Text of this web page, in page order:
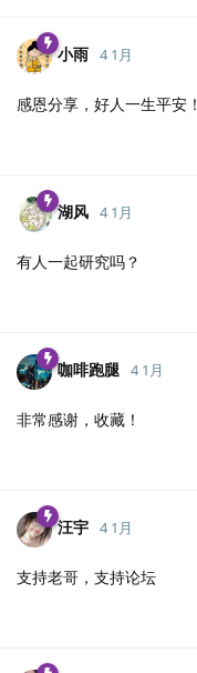
小雨 4 1月
感恩分享，好人一生平安！
湖风 4 1月
有人一起研究吗？
咖啡跑腿 4 1月
非常感谢，收藏！
汪宇 4 1月
支持老哥，支持论坛